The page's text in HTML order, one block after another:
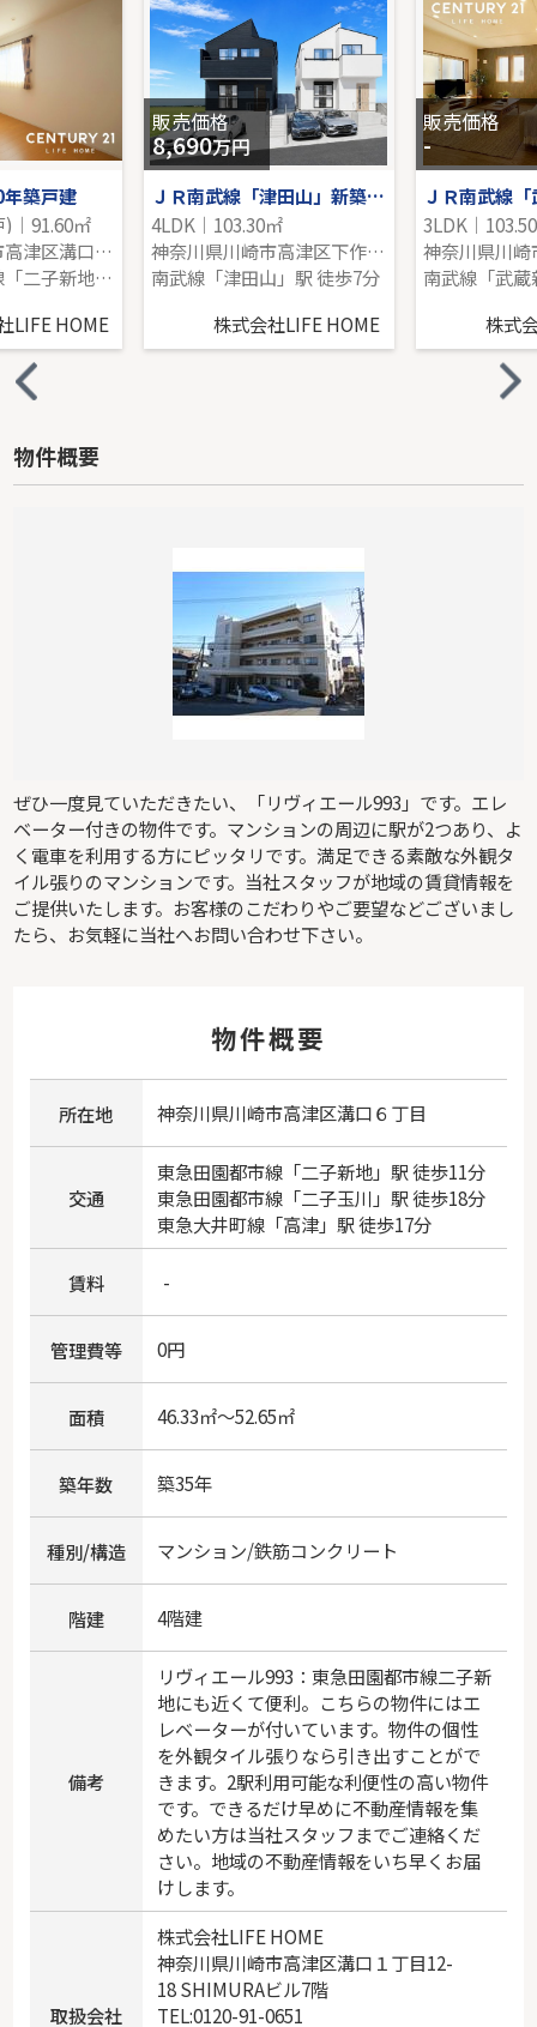
小田急線「新百合ヶ丘」新築分譲
-｜3LDK｜101.02㎡｜北東
販売価格を見る
築戸建
｜91.60㎡
神奈川県川崎市高津区溝口６丁目
東急田園都市線「二子新地」駅 徒歩14分
LIFE HOME
販売価格
8,690万円
ＪＲ南武線「津田山」新築戸建
4LDK｜103.30㎡
神奈川県川崎市高津区下作延７丁目
南武線「津田山」駅 徒歩7分
株式会社LIFE HOME
販売価格
-
3LDK｜
神奈川県川
株式
物件概要
ぜひ一度見ていただきたい、「リヴィエール993」です。エレ
ベーター付きの物件です。マンションの周辺に駅が2つあり、よ
く電車を利用する方にピッタリです。満足できる素敵な外観タ
イル張りのマンションです。当社スタッフが地域の賃貸情報を
ご提供いたします。お客様のこだわりやご要望などございまし
たら、お気軽に当社へお問い合わせ下さい。
物件概要
所在地 神奈川県川崎市高津区溝口６丁目
交通
東急田園都市線「二子新地」駅 徒歩11分
東急田園都市線「二子玉川 」駅 徒歩18分
東急大井町線「高津」駅 徒歩17分
賃料 -
管理費等 0円
面積 46.33㎡～52.65㎡
築年数 築35年
種別/構造 マンション/鉄筋コンクリート
階建 4階建
備考
リヴィエール993：東急田園都市線二子新
地にも近くて便利。こちらの物件にはエ
レベーターが付いています。物件の個性
を外観タイル張りなら引き出すことがで
きます。2駅利用可能な利便性の高い物件
です。できるだけ早めに不動産情報を集
めたい方は当社スタッフまでご連絡くだ
さい。地域の不動産情報をいち早くお届
けします。
取扱会社
株式会社LIFE HOME
神奈川県川崎市高津区溝口１丁目12-
18 SHIMURAビル7階
TEL:0120-91-0651